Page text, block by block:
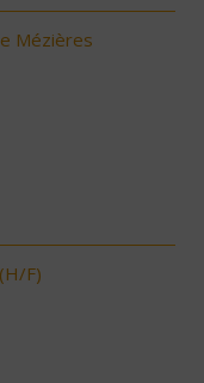
Mézières
F)